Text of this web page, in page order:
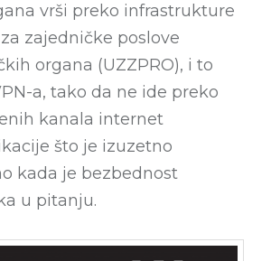
vrši preko infrastrukture
zajedničke poslove
organa (UZZPRO), i to
a, tako da ne ide preko
kanala internet
što je izuzetno
kada je bezbednost
u pitanju.